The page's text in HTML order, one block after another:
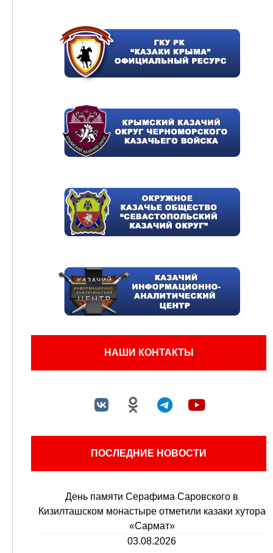
НАШИ КОНТАКТЫ
ПОСЛЕДНИЕ НОВОСТИ
День памяти Серафима Саровского в
Кизилташском монастыре отметили казаки хутора
«Сармат»
03.08.2026